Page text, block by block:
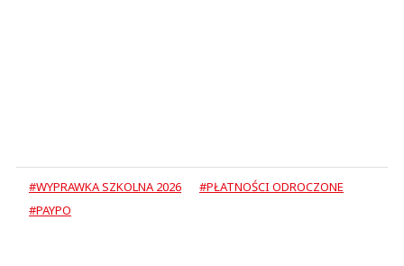
#WYPRAWKA SZKOLNA 2026
#PŁATNOŚCI ODROCZONE
#PAYPO